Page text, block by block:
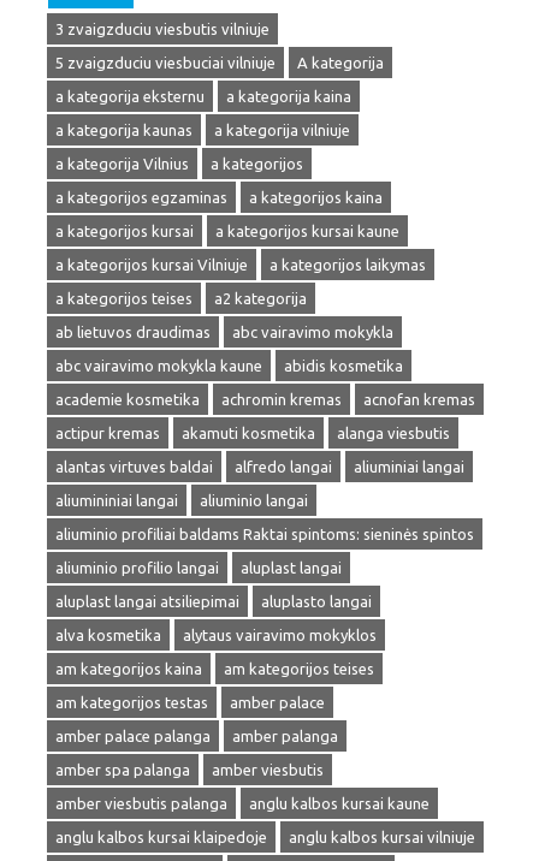
3 zvaigzduciu viesbutis vilniuje
5 zvaigzduciu viesbuciai vilniuje
A kategorija
a kategorija eksternu
a kategorija kaina
a kategorija kaunas
a kategorija vilniuje
a kategorija Vilnius
a kategorijos
a kategorijos egzaminas
a kategorijos kaina
a kategorijos kursai
a kategorijos kursai kaune
a kategorijos kursai Vilniuje
a kategorijos laikymas
a kategorijos teises
a2 kategorija
ab lietuvos draudimas
abc vairavimo mokykla
abc vairavimo mokykla kaune
abidis kosmetika
academie kosmetika
achromin kremas
acnofan kremas
actipur kremas
akamuti kosmetika
alanga viesbutis
alantas virtuves baldai
alfredo langai
aliuminiai langai
aliumininiai langai
aliuminio langai
aliuminio profiliai baldams Raktai spintoms: sieninės spintos
aliuminio profilio langai
aluplast langai
aluplast langai atsiliepimai
aluplasto langai
alva kosmetika
alytaus vairavimo mokyklos
am kategorijos kaina
am kategorijos teises
am kategorijos testas
amber palace
amber palace palanga
amber palanga
amber spa palanga
amber viesbutis
amber viesbutis palanga
anglu kalbos kursai kaune
anglu kalbos kursai klaipedoje
anglu kalbos kursai vilniuje